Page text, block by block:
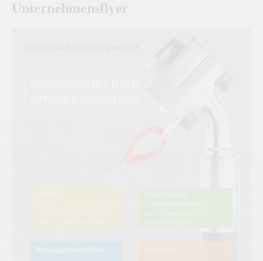
Unternehmensflyer